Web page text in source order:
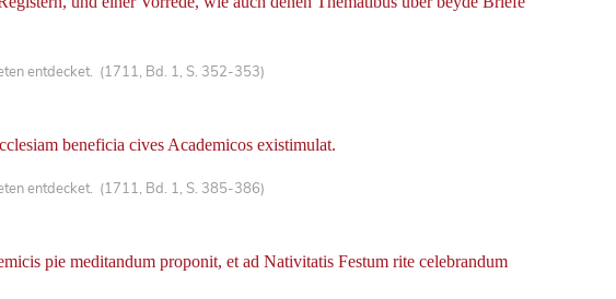
entdecket. (1711, Bd. 1, S. 352-353)
beneficia cives Academicos existimulat.
entdecket. (1711, Bd. 1, S. 385-386)
pie meditandum proponit, et ad Nativitatis Festum rite celebrandum